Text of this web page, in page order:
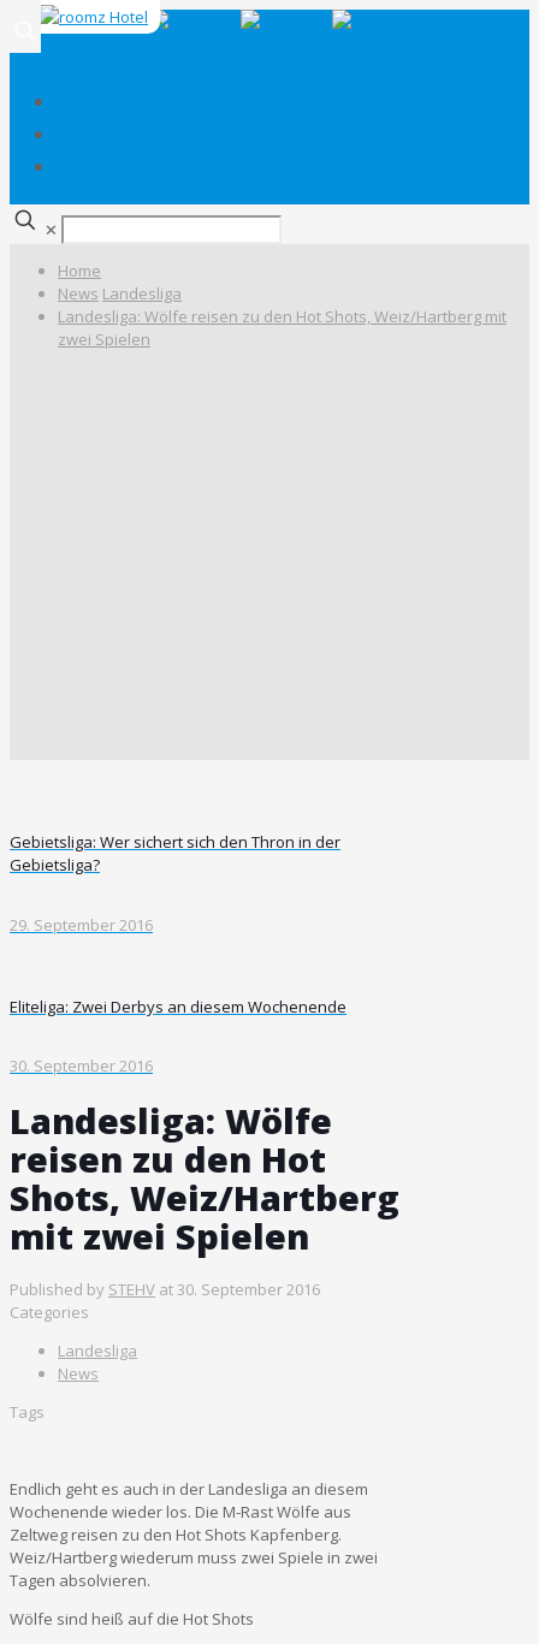
✕
Home
News Landesliga
Landesliga: Wölfe reisen zu den Hot Shots, Weiz/Hartberg mit
zwei Spielen
Gebietsliga: Wer sichert sich den Thron in der
Gebietsliga?
29. September 2016
Eliteliga: Zwei Derbys an diesem Wochenende
30. September 2016
Landesliga: Wölfe
reisen zu den Hot
Shots, Weiz/Hartberg
mit zwei Spielen
Published by STEHV at30. September 2016
Categories
Landesliga
News
Tags
Endlich geht es auch in der Landesliga an diesem
Wochenende wieder los. Die M-Rast Wölfe aus
Zeltweg reisen zu den Hot Shots Kapfenberg.
Weiz/Hartberg wiederum muss zwei Spiele in zwei
Tagen absolvieren.
Wölfe sind heiß auf die Hot Shots